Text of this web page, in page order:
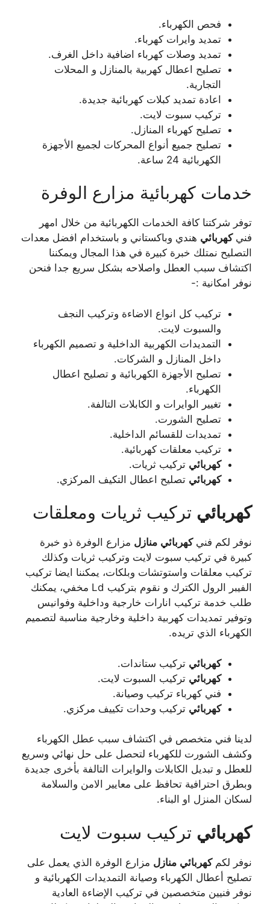
فحص الكهرباء.
تمديد وايرات كهرباء.
تمديد وصلات كهرباء اضافية داخل الغرف.
تصليح اعطال كهربية بالمنازل و المحلات
التجارية.
اعادة تمديد كبلات كهربائية جديدة.
تركيب سبوت لايت.
تصليح كهرباء المنازل.
تصليح جميع أنواع المحركات لجميع الأجهزة
الكهربائية 24 ساعة.
خدمات كهربائية مزارع الوفرة
توفر شركتنا كافة الخدمات الكهربائية من خلال امهر
فنيكهربائي هندي وباكستاني و باستخدام افضل معدات
التصليح نمتلك خبرة كبيرة في هذا المجال ويمكننا
اكتشاف سبب العطل واصلاحه بشكل سريع جدا فنحن
نوفر امكانية :-
تركيب كل انواع الاضاءة وتركيب النجف
والسبوت لايت.
التمديدات الكهربية الداخلية و تصميم الكهرباء
داخل المنازل و الشركات.
تصليح الأجهزة الكهربائية و تصليح اعطال
الكهرباء.
تغيير الوايرات و الكابلات التالفة.
تصليح الشورت.
تمديدات للقسائم الداخلية.
تركيب معلقات كهربائية.
كهربائي تركيب ثريات.
كهربائي تصليح اعطال التكيف المركزي.
كهربائي تركيب ثريات ومعلقات
نوفر لكم فنيكهربائي منازل مزارع الوفرة ذو خبرة
كبيرة في تركيب سبوت لايت وتركيب ثريات وكذلك
تركيب معلقات واستوتشات وبلكات، يمكننا ايضا تركيب
الفيبر الرول الكترك و نقوم بتركيب Ld مخفي، يمكنك
طلب خدمة تركيب انارات خارجية وداخلية وفوانيس
وتوفير تمديدات كهربية داخلية وخارجية مناسبة لتصميم
الكهرباء الذي تريده.
كهربائي تركيب ستاندات.
كهربائي تركيب السبوت لايت.
فني كهرباء تركيب وصيانة.
كهربائي تركيب وحدات تكييف مركزي.
لدينا فني متخصص في اكتشاف سبب عطل الكهرباء
وكشف الشورت للكهرباء لتحصل على حل نهائي وسريع
للعطل و تبديل الكابلات والوايرات التالفة بأخرى جديدة
وبطرق احترافية تحافظ على معايير الامن والسلامة
لسكان المنزل او البناء.
كهربائي تركيب سبوت لايت
نوفر لكمكهربائي منازل مزارع الوفرة الذي يعمل على
تصليح أعطال الكهرباء وصيانة التمديدات الكهربائية و
نوفر فنيين متخصصين في تركيب الإضاءة العادية